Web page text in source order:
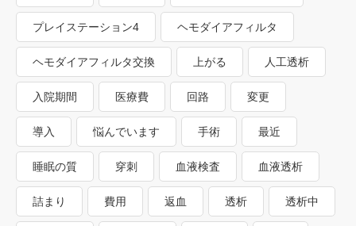
プレイステーション4 ヘモダイアフィルタ
ヘモダイアフィルタ交換 上がる 人工透析
入院期間 医療費 回路 変更
導入 悩んでいます 手術 最近
睡眠の質 穿刺 血液検査 血液透析
詰まり 費用 返血 透析 透析中